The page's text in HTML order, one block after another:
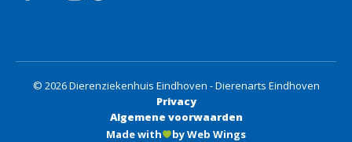
© 2026 Dierenziekenhuis Eindhoven - Dierenarts Eindhoven
Privacy
Algemene voorwaarden
Made with
by Web Wings